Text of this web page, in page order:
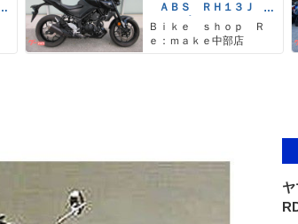
ＡＢＳ ＲＨ１３Ｊ
グリップヒーター タイ
プＣ充電器
Ｂｉｋｅ ｓｈｏｐ Ｒ
ｅ：ｍａｋｅ中部店